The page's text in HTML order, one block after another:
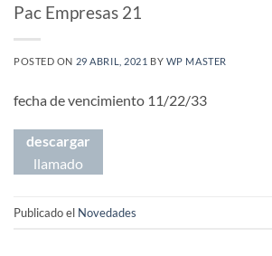
Pac Empresas 21
POSTED ON 29 ABRIL, 2021 BY WP MASTER
fecha de vencimiento 11/22/33
descargar
llamado
Publicado el Novedades